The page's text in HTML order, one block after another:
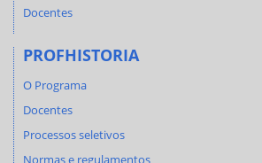
Docentes
PROFHISTORIA
O Programa
Docentes
Processos seletivos
Normas e regulamentos